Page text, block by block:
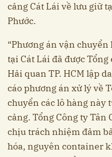
cảng Cát Lái về lưu giữ
Phước.
“Phương án vận
tại Cát Lái đã được
Hải quan TP. HCM lập
cáo phương án xử lý về
chuyển các lô hàng này
cảng. Tổng Công ty Tân
chịu trách nhiệm đảm
hóa, nguyên container